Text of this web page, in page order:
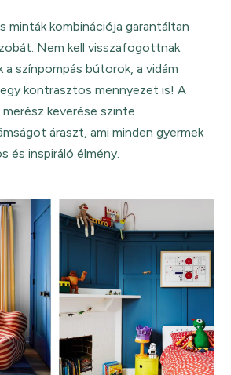
minták kombinációja garantáltan
Nem kell visszafogottnak
színpompás bútorok, a vidám
kontrasztos mennyezet is! A
keverése szinte
áraszt, ami minden gyermek
és inspiráló élmény.